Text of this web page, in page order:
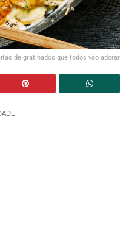
de gratinados que todos vão adorar